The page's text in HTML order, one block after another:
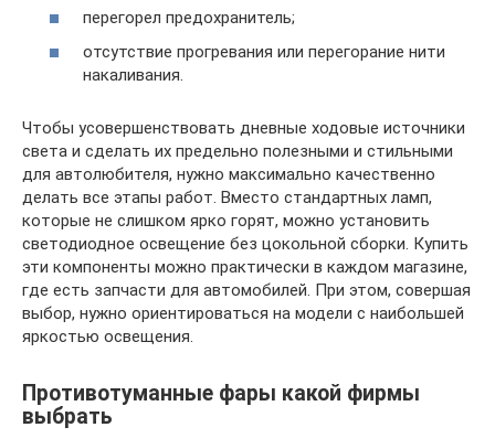
перегорел предохранитель;
отсутствие прогревания или перегорание нити
накаливания.
Чтобы усовершенствовать дневные ходовые источники
света и сделать их предельно полезными и стильными
для автолюбителя, нужно максимально качественно
делать все этапы работ. Вместо стандартных ламп,
которые не слишком ярко горят, можно установить
светодиодное освещение без цокольной сборки. Купить
эти компоненты можно практически в каждом магазине,
где есть запчасти для автомобилей. При этом, совершая
выбор, нужно ориентироваться на модели с наибольшей
яркостью освещения.
Противотуманные фары какой фирмы
выбрать